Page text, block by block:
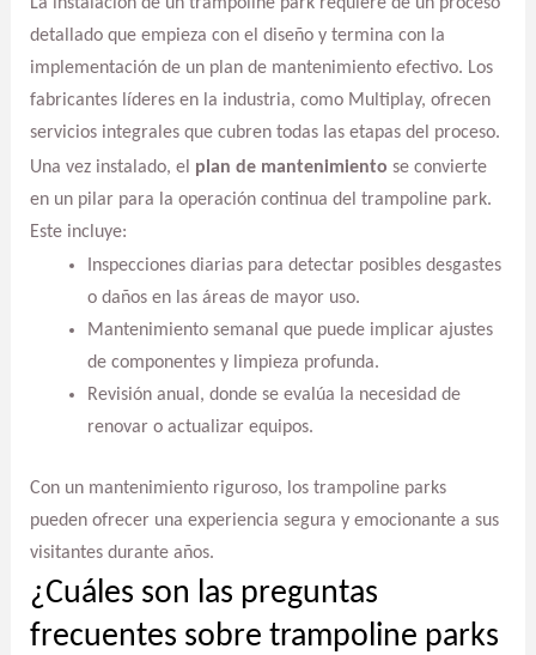
detallado que empieza con el diseño y termina con la
implementación de un plan de mantenimiento efectivo. Los
fabricantes líderes en la industria, como Multiplay, ofrecen
servicios integrales que cubren todas las etapas del proceso.
Una vez instalado, el plan de mantenimiento se convierte
en un pilar para la operación continua del trampoline park.
Este incluye:
Inspecciones diarias para detectar posibles desgastes
o daños en las áreas de mayor uso.
Mantenimiento semanal que puede implicar ajustes
de componentes y limpieza profunda.
Revisión anual, donde se evalúa la necesidad de
renovar o actualizar equipos.
Con un mantenimiento riguroso, los trampoline parks
pueden ofrecer una experiencia segura y emocionante a sus
visitantes durante años.
¿Cuáles son las preguntas
frecuentes sobre trampoline parks